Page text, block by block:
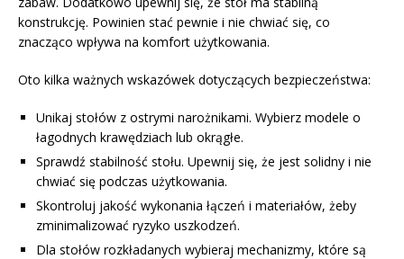
konstrukcję. Powinien stać pewnie i nie chwiać się, co
znacząco wpływa na komfort użytkowania.
Oto kilka ważnych wskazówek dotyczących bezpieczeństwa:
Unikaj stołów z ostrymi narożnikami. Wybierz modele o
łagodnych krawędziach lub okrągłe.
Sprawdź stabilność stołu. Upewnij się, że jest solidny i nie
chwiać się podczas użytkowania.
Skontroluj jakość wykonania łączeń i materiałów, żeby
zminimalizować ryzyko uszkodzeń.
Dla stołów rozkładanych wybieraj mechanizmy, które są